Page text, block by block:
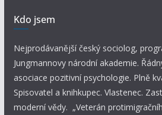
Kdo jsem
Nejprodávanější český sociolog,
Jungmannovy národní akademie.
asociace pozitivní psychologie. Plně
Spisovatel a knihkupec. Vlastenec.
moderní vědy. „Veterán